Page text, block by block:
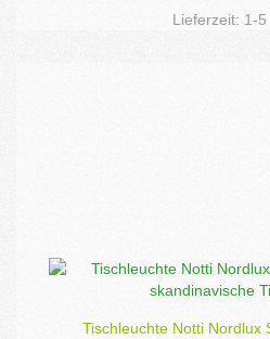
Lieferzeit: 1-5
Tischleuchte Notti Nordlux